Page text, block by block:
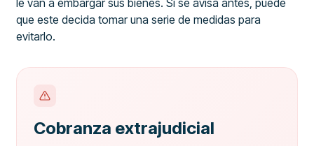
le van a embargar sus bienes. Si se avisa antes, puede
que este decida tomar una serie de medidas para
evitarlo.
Cobranza extrajudicial